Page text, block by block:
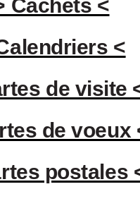
Cachets <
<
de visite
de voeux
postales